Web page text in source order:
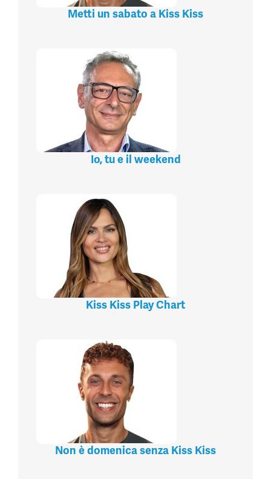
Metti un sabato a Kiss Kiss
Io, tu e il weekend
Kiss Kiss Play Chart
Non è domenica senza Kiss Kiss